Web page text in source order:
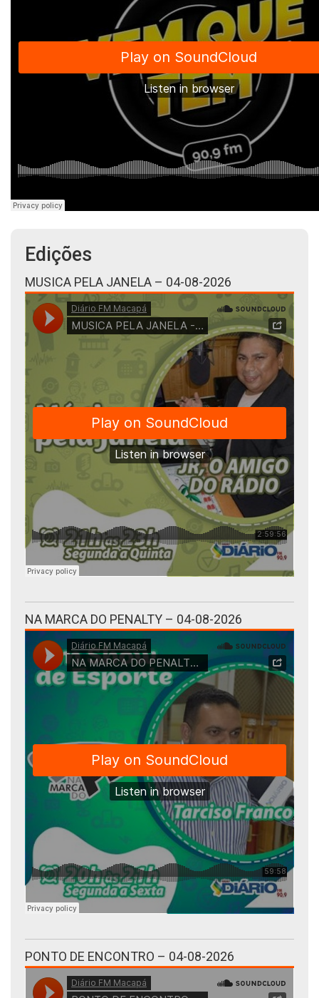
Edições
MUSICA PELA JANELA – 04-08-2026
NA MARCA DO PENALTY – 04-08-2026
PONTO DE ENCONTRO – 04-08-2026